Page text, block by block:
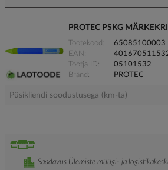
PROTEC PSKG
Tootekood
65085100003
EAN
Tootja ID
05101532
Bränd
PROTEC
Püsikliendi soodustusega (km-ta)
Saadavus Ülemiste müügi- ja